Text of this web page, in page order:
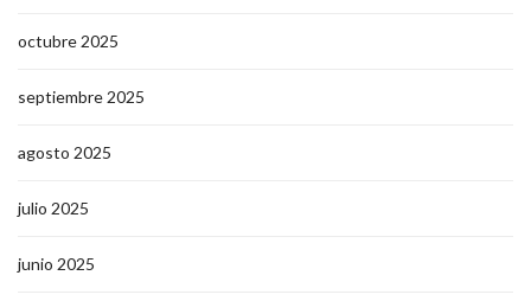
octubre 2025
septiembre 2025
agosto 2025
julio 2025
junio 2025